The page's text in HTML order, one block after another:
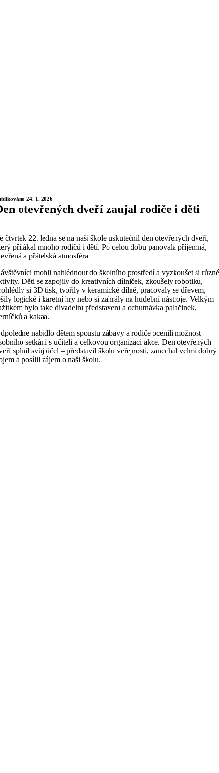
24. 1. 2026
otevřených dveří zaujal rodiče i děti
čtvrtek 22. ledna se na naší škole uskutečnil den otevřených dveří,
přilákal mnoho rodičů i dětí. Po celou dobu panovala příjemná,
a přátelská atmosféra.
mohli nahlédnout do školního prostředí a vyzkoušet si různé
Děti se zapojily do kreativních dílniček, zkoušely robotiku,
si 3D tisk, tvořily v keramické dílně, pracovaly se dřevem,
logické i karetní hry nebo si zahrály na hudební nástroje. Velkým
bylo také divadelní představení a ochutnávka palačinek,
a kakaa.
nabídlo dětem spoustu zábavy a rodiče ocenili možnost
setkání s učiteli a celkovou organizaci akce. Den otevřených
splnil svůj účel – představil školu veřejnosti, zanechal velmi dobrý
a posílil zájem o naši školu.